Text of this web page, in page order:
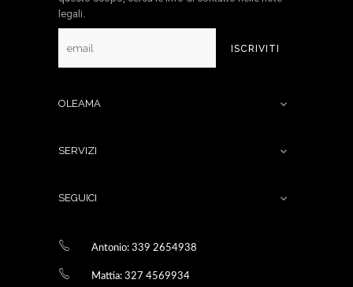
legali.
ISCRIVITI
OLEAMA 
SERVIZI 
SEGUICI 
Antonio: 339 2654938
Mattia: 327 4569934